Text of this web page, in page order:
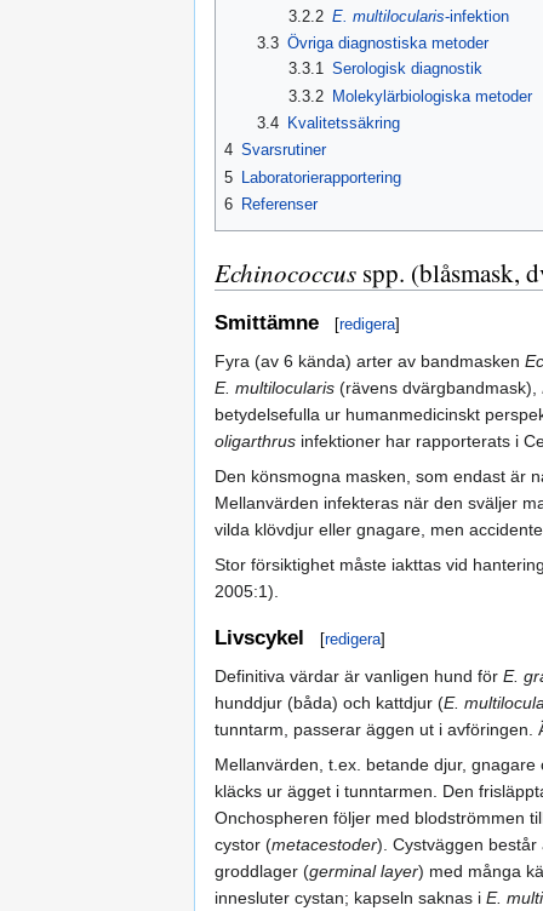
3.2.2 E. multilocularis-infektion
3.3 Övriga diagnostiska metoder
3.3.1 Serologisk diagnostik
3.3.2 Molekylärbiologiska metoder
3.4
Kvalitetssäkring
4 Svarsrutiner
5 Laboratorierapportering
6 Referenser
Echinococcus spp. (blåsmask,
Smittämne [redigera]
Fyra (av 6 kända) arter av bandmasken
E. multilocularis (rävens dvärgbandmask),
betydelsefulla ur humanmedicinskt
oligarthrus infektioner har rapporterats i
Den könsmogna masken, som endast är
Mellanvärden infekteras när den sväljer
vilda klövdjur eller gnagare, men
Stor försiktighet måste iakttas vid
2005:1).
Livscykel [redigera]
Definitiva värdar är vanligen hund för E.
hunddjur (båda) och kattdjur (E.
tunntarm, passerar äggen ut i avföringen.
Mellanvärden, t.ex. betande djur,
kläcks ur ägget i tunntarmen. Den
Onchospheren följer med blodströmmen
cystor (metacestoder). Cystväggen
groddlager (germinal layer) med många
innesluter cystan; kapseln saknas i E.